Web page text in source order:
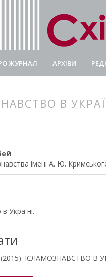
ЖУРНАЛ АРХІВИ
В
імені А. Ю.
Україні.
ІСЛАМОЗНАВСТВО В